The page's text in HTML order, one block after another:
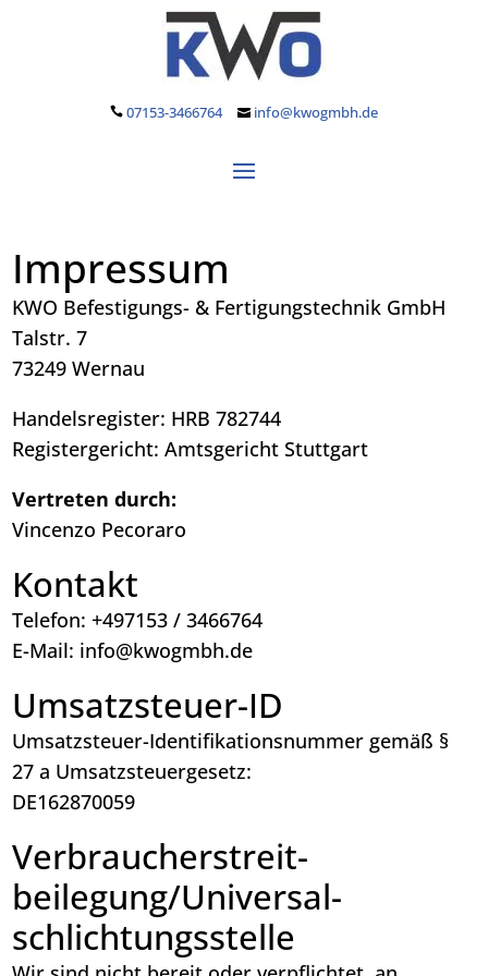
07153-3466764 info@kwogmbh.de
Impressum
KWO Befestigungs- & Fertigungstechnik GmbH
Talstr. 7
73249 Wernau
Handelsregister: HRB 782744
Registergericht: Amtsgericht Stuttgart
Vertreten durch:
Vincenzo Pecoraro
Kontakt
Telefon: +497153 / 3466764
E-Mail: info@kwogmbh.de
Umsatzsteuer-ID
Umsatzsteuer-Identifikationsnummer gemäß §
27 a Umsatzsteuergesetz:
DE162870059
Verbraucher­streit­
beilegung/Universal­
schlichtungs­stelle